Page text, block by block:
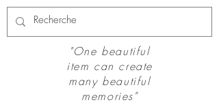
"One beautiful
item can create
many beautiful
memories"